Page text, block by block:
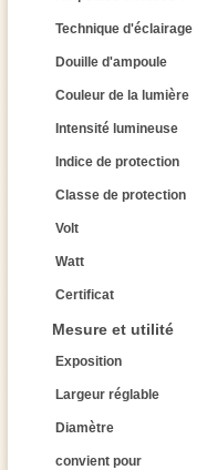
Technique d'éclairage
Douille d'ampoule
Couleur de la lumière
Intensité lumineuse
Indice de protection
Classe de protection
Volt
Watt
Certificat
Mesure et utilité
Exposition
Largeur réglable
Diamètre
convient pour